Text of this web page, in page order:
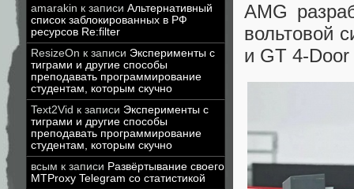
amarakin к записи Альтернативный
список заблокированных в РФ
ресурсов Re:filter
ResizeOn к записи Эксперименты с
тиграми и другие способы
преподавать программирование
студентам, которым скучно
Text2Vid к записи Эксперименты с
тиграми и другие способы
преподавать программирование
студентам, которым скучно
всым к записи Развёртывание своего
MTProxy Telegram со статистикой
AMG
вольтовой
и GT 4-